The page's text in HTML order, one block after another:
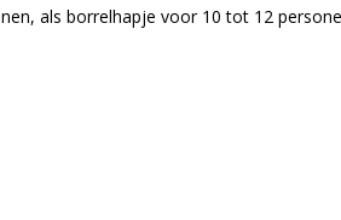
als borrelhapje voor 10 tot 12